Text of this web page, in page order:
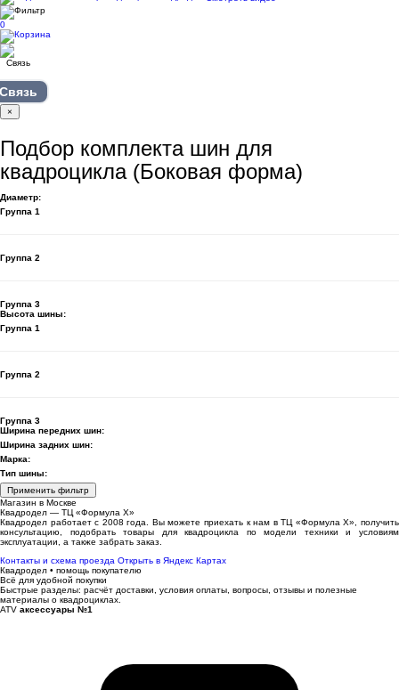
0
×
Подбор комплекта шин для
квадроцикла (Боковая форма)
Диаметр:
Группа 1
Группа 2
Группа 3
Высота шины:
Группа 1
Группа 2
Группа 3
Ширина передних шин:
Ширина задних шин:
Марка:
Тип шины:
Применить фильтр
Магазин в Москве
Квадродел — ТЦ «Формула Х»
Квадродел работает с 2008 года. Вы можете приехать к нам в ТЦ «Формула Х», получить
консультацию, подобрать товары для квадроцикла по модели техники и условиям
эксплуатации, а также забрать заказ.
Контакты и схема проезда Открыть в Яндекс Картах
Квадродел • помощь покупателю
Всё для удобной покупки
Быстрые разделы: расчёт доставки, условия оплаты, вопросы, отзывы и полезные
материалы о квадроциклах.
ATV аксессуары №1